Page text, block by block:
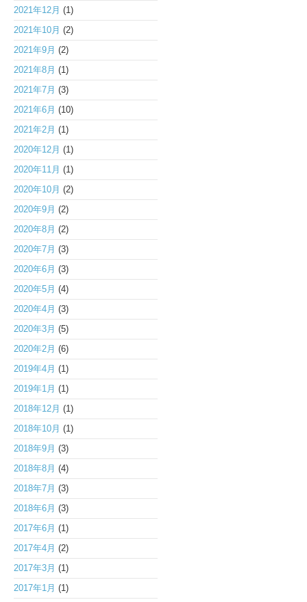
2021年12月 (1)
2021年10月 (2)
2021年9月 (2)
2021年8月 (1)
2021年7月 (3)
2021年6月 (10)
2021年2月 (1)
2020年12月 (1)
2020年11月 (1)
2020年10月 (2)
2020年9月 (2)
2020年8月 (2)
2020年7月 (3)
2020年6月 (3)
2020年5月 (4)
2020年4月 (3)
2020年3月 (5)
2020年2月 (6)
2019年4月 (1)
2019年1月 (1)
2018年12月 (1)
2018年10月 (1)
2018年9月 (3)
2018年8月 (4)
2018年7月 (3)
2018年6月 (3)
2017年6月 (1)
2017年4月 (2)
2017年3月 (1)
2017年1月 (1)